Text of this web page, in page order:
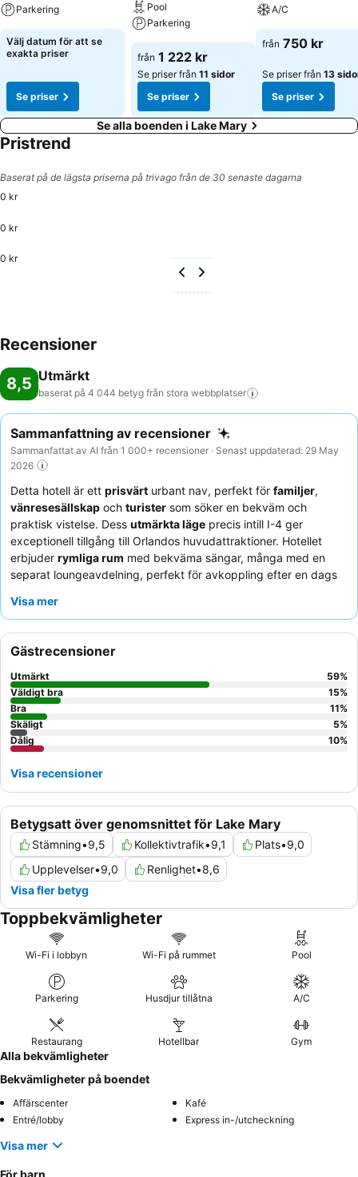
Parkering
Välj datum för att se
exakta priser
Se priser
Pool
Parkering
från 1 222 kr
Se priser från 11 sidor
Se priser
A/C
från 750 kr
Se priser från 13
Se priser
Se alla boenden i Lake Mary
Pristrend
Baserat på de lägsta priserna på trivago från de 30 senaste dagarna
0 kr
0 kr
0 kr
Recensioner
8,5 Utmärkt
baserat på 4 044 betyg från stora webbplatser
Sammanfattning av recensioner
Sammanfattat av AI från 1 000+ recensioner · Senast uppdaterad: 29 May
2026
Detta hotell är ett prisvärt urbant nav, perfekt för familjer,
vänresesällskap och turister som söker en bekväm och
praktisk vistelse. Dess utmärkta läge precis intill I-4 ger
exceptionell tillgång till Orlandos huvudattraktioner. Hotellet
erbjuder rymliga rum med bekväma sängar, många med en
separat loungeavdelning, perfekt för avkoppling efter en dags
personalen och servicen
lugnare upplevelse, överväg att be om ett nyligen renoverat
rum.
Visa mer
Betygsatt över genomsnittet för Lake Mary
Stämning•9,5 Kollektivtrafik•9,1 Plats•9,0
Upplevelser•9,0 Renlighet•8,6
Visa fler betyg
Gästrecensioner
Utmärkt 59%
Väldigt bra
15%
Bra
11%
Skäligt
5%
Dålig
10%
Visa recensioner
Toppbekvämligheter
Wi-Fi i lobbyn Wi-Fi på rummet Pool
Parkering Husdjur tillåtna A/C
Restaurang Hotellbar Gym
Alla bekvämligheter
Bekvämligheter på boendet
Affärscenter
Kafé
Entré/lobby
Express in-/utcheckning
Visa mer